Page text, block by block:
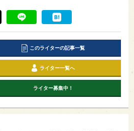
このライターの記事一覧
ライター一覧へ
ライター募集中！